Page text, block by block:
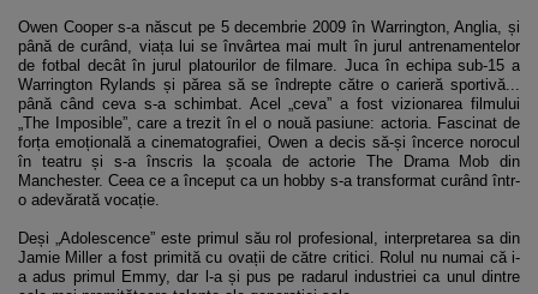
Owen Cooper s-a născut pe 5 decembrie 2009 în Warrington, Anglia, și
până de curând, viața lui se învârtea mai mult în jurul antrenamentelor
de fotbal decât în jurul platourilor de filmare. Juca în echipa sub-15 a
Warrington Rylands și părea să se îndrepte către o carieră sportivă...
până când ceva s-a schimbat. Acel „ceva” a fost vizionarea filmului
„The Imposible”, care a trezit în el o nouă pasiune: actoria. Fascinat de
forța emoțională a cinematografiei, Owen a decis să-și încerce norocul
în teatru și s-a înscris la școala de actorie The Drama Mob din
Manchester. Ceea ce a început ca un hobby s-a transformat curând într-
o adevărată vocație.
Deși „Adolescence” este primul său rol profesional, interpretarea sa din
Jamie Miller a fost primită cu ovații de către critici. Rolul nu numai că i-
a adus primul Emmy, dar l-a și pus pe radarul industriei ca unul dintre